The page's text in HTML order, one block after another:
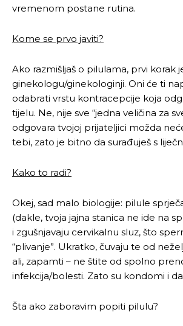
vremenom postane rutina.
Kome se prvo javiti?
Ako razmišljaš o pilulama, prvi korak
ginekologu/ginekologinji. Oni će ti
odabrati vrstu kontracepcije koja
tijelu. Ne, nije sve “jedna veličina za
odgovara tvojoj prijateljici možda
tebi, zato je bitno da surađuješ s
Kako to radi?
Okej, sad malo biologije: pilule
(dakle, tvoja jajna stanica ne ide na
i zgušnjavaju cervikalnu sluz, što
“plivanje”. Ukratko, čuvaju te od
ali, zapamti – ne štite od spolno
infekcija/bolesti. Zato su kondomi i
Šta ako zaboravim popiti pilulu?